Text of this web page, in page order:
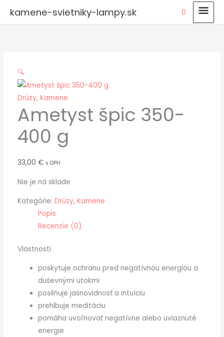
kamene-svietniky-lampy.sk 0
🔍
Drúzy, Kamene
Ametyst špic 350-
400 g
33,00 € s DPH
Nie je na sklade
Kategórie: Drúzy, Kamene
Popis
Recenzie (0)
Vlastnosti
poskytuje ochranu pred negatívnou energiou a
duševnými utokmi
posilňuje jasnovidnosť a intuíciu
prehlbuje meditáciu
pomáha uvoľnovať negatívne alebo uviaznuté
energie